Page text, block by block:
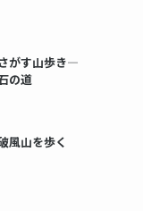
がす山歩き―
の道
風山を歩く